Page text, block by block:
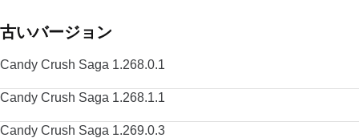
古いバージョン
Candy Crush Saga 1.268.0.1
Candy Crush Saga 1.268.1.1
Candy Crush Saga 1.269.0.3